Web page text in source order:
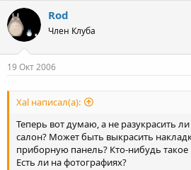
Rod
Член Клуба
19 Окт 2006
Xal написал(а):
Теперь вот думаю, а не разукрасить
салон? Может быть выкрасить
приборную панель? Кто-нибудь такое
Есть ли на фотографиях?